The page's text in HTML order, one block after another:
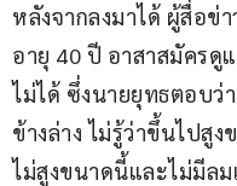
หลังจากลงมาได้ ผู้สื่อข่
อายุ 40 ปี อาสาสมัครดู
ไม่ได้ ซึ่งนายยุทธตอบว่
ข้างล่าง ไม่รู้ว่าขึ้นไปสู
ไม่สูงขนาดนี้และไม่มีล